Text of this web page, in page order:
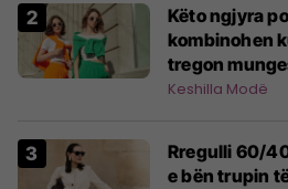
Këto ngjyra
kombinohen
tregon
Keshilla Modë
Rregulli 60/
e bën trupin